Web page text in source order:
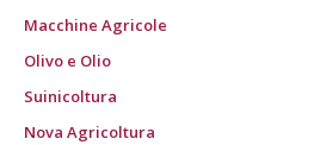
Macchine Agricole
Olivo e Olio
Suinicoltura
Nova Agricoltura